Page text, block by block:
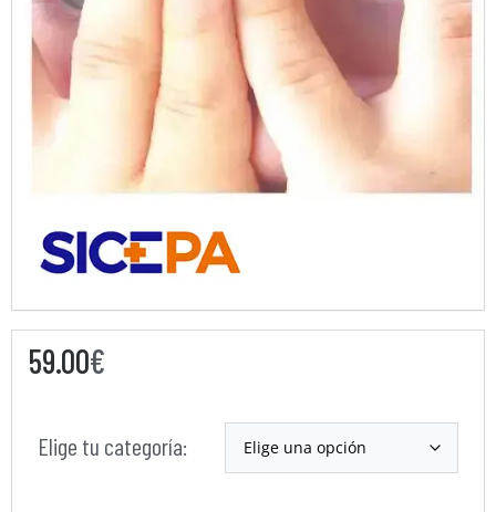
59.00€
Elige tu categoría: